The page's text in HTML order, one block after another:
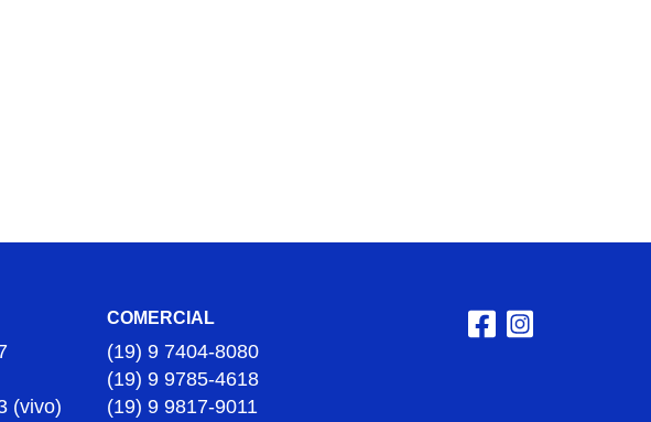
(vivo)
COMERCIAL
(19) 9 7404-8080
(19) 9 9785-4618
(19) 9 9817-9011